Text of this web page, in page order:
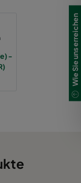
-
Wie Sie uns erreichen